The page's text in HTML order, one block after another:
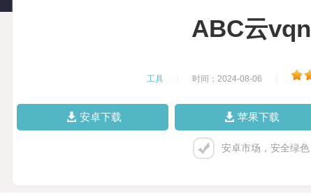
ABC云vqn
工具 时间：2024-08-06
安卓下载 苹果下载
安卓市场，安全绿色